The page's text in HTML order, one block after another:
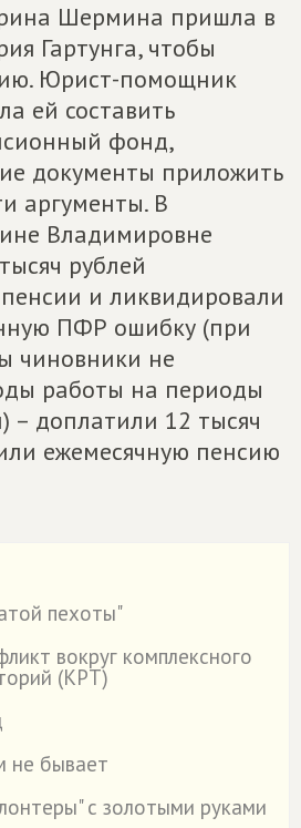
Шермина пришла в
Гартунга, чтобы
Юрист-помощник
ей составить
фонд,
документы приложить
аргументы. В
Владимировне
рублей
и ликвидировали
ПФР ошибку (при
чиновники не
работы на периоды
– доплатили 12 тысяч
ежемесячную пенсию
пехоты"
вокруг комплексного
(КРТ)
не бывает
с золотыми руками